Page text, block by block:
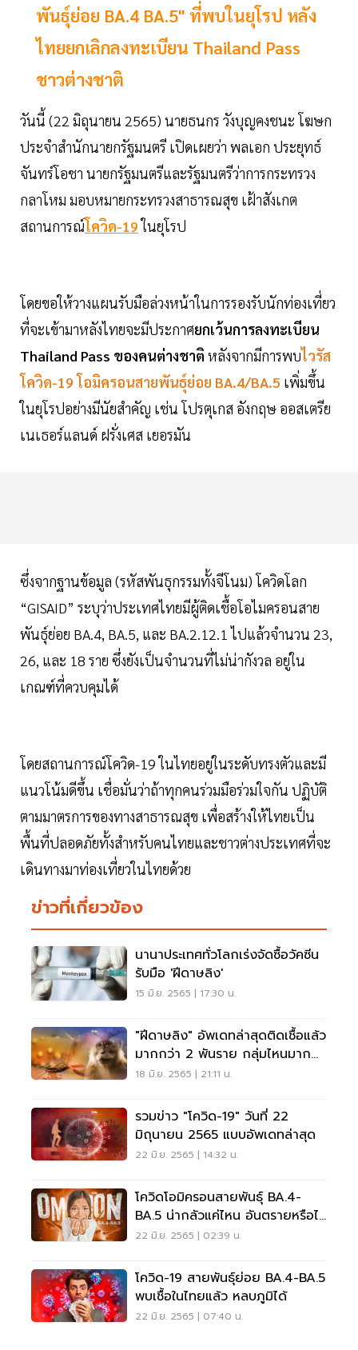
พันธุ์ย่อย BA.4 BA.5" ที่พบในยุโรป หลัง
ไทยยกเลิกลงทะเบียน Thailand Pass
ชาวต่างชาติ
วันนี้ (22 มิถุนายน 2565) นายธนกร วังบุญคงชนะ โฆษก
ประจำสำนักนายกรัฐมนตรี เปิดเผยว่า พลเอก ประยุทธ์
จันทร์โอชา นายกรัฐมนตรีและรัฐมนตรีว่าการกระทรวง
กลาโหม มอบหมายกระทรวงสาธารณสุข เฝ้าสังเกต
สถานการณ์โควิด-19ในยุโรป
โดยขอให้วางแผนรับมือล่วงหน้าในการรองรับนักท่องเที่ยว
ที่จะเข้ามาหลังไทยจะมีประกาศยกเว้นการลงทะเบียน
Thailand Pass ของคนต่างชาติ หลังจากมีการพบไวรัส
โควิด-19 โอมิครอนสายพันธุ์ย่อย BA.4/BA.5 เพิ่มขึ้น
ในยุโรปอย่างมีนัยสำคัญ เช่น โปรตุเกส อังกฤษ ออสเตรีย
เนเธอร์แลนด์ ฝรั่งเศส เยอรมัน
ซึ่งจากฐานข้อมูล (รหัสพันธุกรรมทั้งจีโนม) โควิดโลก
“GISAID” ระบุว่าประเทศไทยมีผู้ติดเชื้อโอไมครอนสาย
พันธุ์ย่อย BA.4, BA.5, และ BA.2.12.1 ไปแล้วจำนวน 23,
26, และ 18 ราย ซึ่งยังเป็นจำนวนที่ไม่น่ากังวล อยู่ใน
เกณฑ์ที่ควบคุมได้
โดยสถานการณ์โควิด-19 ในไทยอยู่ในระดับทรงตัวและมี
แนวโน้มดีขึ้น เชื่อมั่นว่าถ้าทุกคนร่วมมือร่วมใจกัน ปฏิบัติ
ตามมาตรการของทางสาธารณสุข เพื่อสร้างให้ไทยเป็น
พื้นที่ปลอดภัยทั้งสำหรับคนไทยและชาวต่างประเทศที่จะ
เดินทางมาท่องเที่ยวในไทยด้วย
ข่าวที่เกี่ยวข้อง
นานาประเทศทั่วโลกเร่งจัดซื้อวัคซีน
รับมือ 'ฝีดาษลิง'
15 มิ.ย. 2565 | 17:30 น.
"ฝีดาษลิง" อัพเดทล่าสุดติดเชื้อแล้ว
มากกว่า 2 พันราย กลุ่มไหนมาก
สุด เช็คเลย
18 มิ.ย. 2565 | 21:11 น.
รวมข่าว "โควิด-19" วันที่ 22
มิถุนายน 2565 แบบอัพเดทล่าสุด
22 มิ.ย. 2565 | 14:32 น.
โควิดโอมิครอนสายพันธุ์ BA.4-
BA.5 น่ากลัวแค่ไหน อันตรายหรือไม่
เช็คเลย
22 มิ.ย. 2565 | 02:39 น.
โควิด-19 สายพันธุ์ย่อย BA.4-BA.5
พบเชื้อในไทยแล้ว หลบภูมิได้
22 มิ.ย. 2565 | 07:40 น.